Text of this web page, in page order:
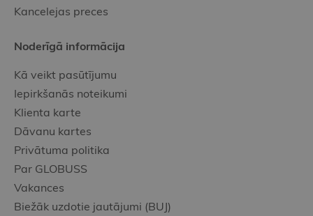
Kancelejas preces
Noderīgā informācija
Kā veikt pasūtījumu
Iepirkšanās noteikumi
Klienta karte
Dāvanu kartes
Privātuma politika
Par GLOBUSS
Vakances
Biežāk uzdotie jautājumi (BUJ)